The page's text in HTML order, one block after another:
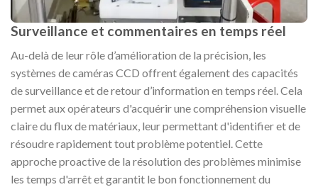
Surveillance et commentaires en temps réel
Au-delà de leur rôle d’amélioration de la précision, les
systèmes de caméras CCD offrent également des capacités
de surveillance et de retour d’information en temps réel. Cela
permet aux opérateurs d'acquérir une compréhension visuelle
claire du flux de matériaux, leur permettant d'identifier et de
résoudre rapidement tout problème potentiel. Cette
approche proactive de la résolution des problèmes minimise
les temps d'arrêt et garantit le bon fonctionnement du